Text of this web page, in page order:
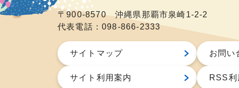
〒900-8570 沖縄県那覇市泉崎1-2-2
代表電話：098-866-2333
サイトマップ お問い
サイト利用案内 RSS利